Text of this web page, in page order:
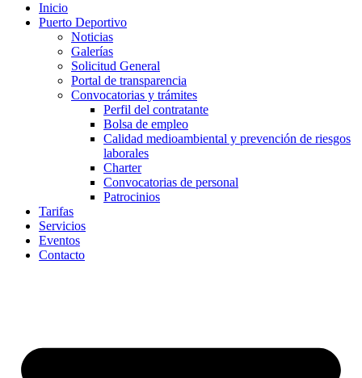
Inicio
Puerto Deportivo
Noticias
Galerías
Solicitud General
Portal de transparencia
Convocatorias y trámites
Perfil del contratante
Bolsa de empleo
Calidad medioambiental y prevención de riesgos
laborales
Charter
Convocatorias de personal
Patrocinios
Tarifas
Servicios
Eventos
Contacto